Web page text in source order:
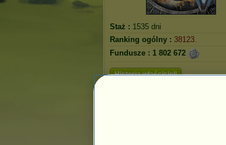
Staż : 1535 dni
Ranking ogólny : 38123.
Fundusze : 1 802 672
Historia właścicieli